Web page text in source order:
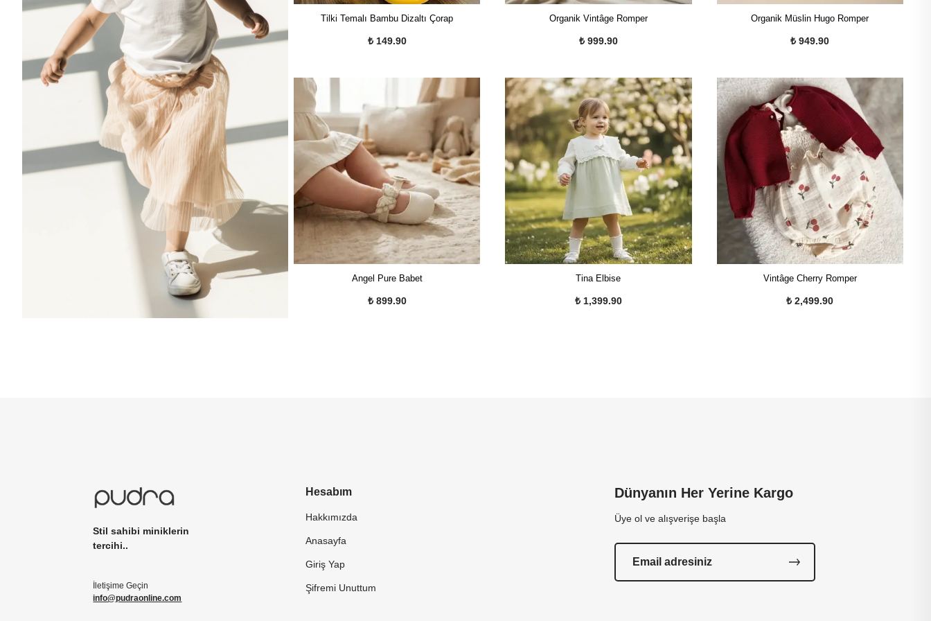
Tilki Temalı Bambu Dizaltı Çorap
₺ 149.90
Organik Vintâge Romper
₺ 999.90
Organik Müslin Hugo Romper
₺ 949.90
Angel Pure Babet
₺ 899.90
Tina Elbise
₺ 1,399.90
Vintâge Cherry Romper
₺ 2,499.90
Stil sahibi miniklerin
tercihi..
İletişime Geçin
info@pudraonline.com
Hesabım
Hakkımızda
Anasayfa
Giriş Yap
Şifremi Unuttum
Dünyanın Her Yerine Kargo
Üye ol ve alışverişe başla